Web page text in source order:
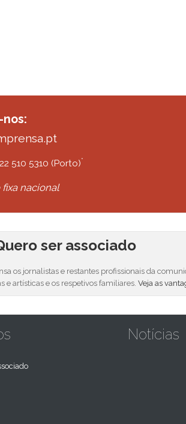
510 5310 (Porto)*
nacional
ser associado
os jornalistas e restantes profissionais da
e artísticas e os respetivos familiares. Veja as
Notícias